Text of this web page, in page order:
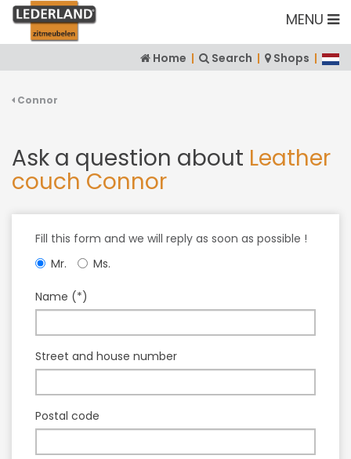
MENU
Home | Search | Shops |
Connor
Ask a question about Leather
couch Connor
Fill this form and we will reply as soon as possible !
Mr.
Ms.
Name (*)
Street and house number
Postal code